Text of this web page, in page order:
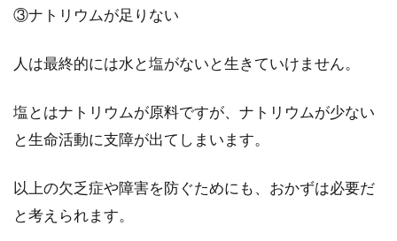
薬を取り除くための洗い方
玄米は、白米よりもビタミン・ミネラル・食物
含んでいます...
豆腐と納豆の意味は逆ではないか？
③ナトリウムが足りない
人は最終的には水と塩がないと生きていけません。
塩とはナトリウムが原料ですが、ナトリウムが少ない
と生命活動に支障が出てしまいます。
以上の欠乏症や障害を防ぐためにも、おかずは必要だ
と考えられます。